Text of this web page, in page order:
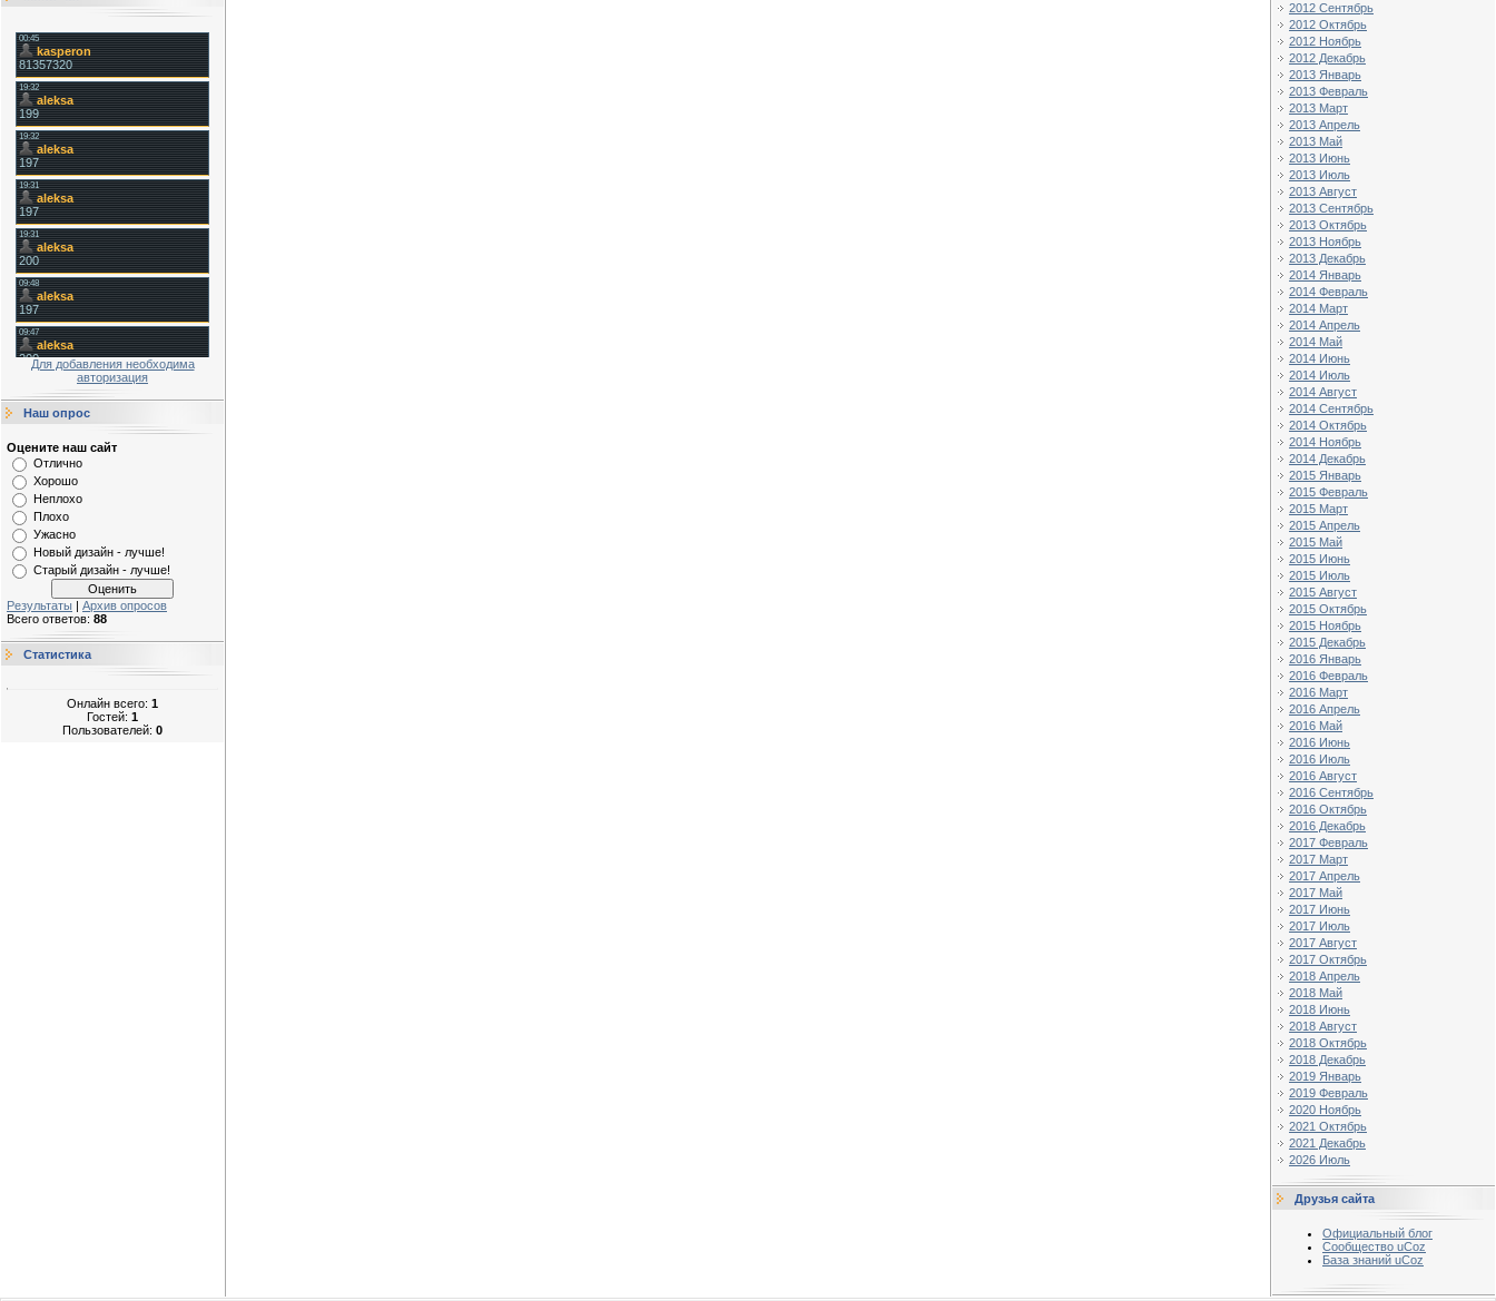
Для добавления необходима
авторизация
Наш опрос
Оцените наш сайт
Отлично
Хорошо
Неплохо
Плохо
Ужасно
Новый дизайн - лучше!
Старый дизайн - лучше!
Результаты | Архив опросов
Всего ответов: 88
Статистика
Онлайн всего: 1
Гостей: 1
Пользователей: 0
2012 Сентябрь
2012 Октябрь
2012 Ноябрь
2012 Декабрь
2013 Январь
2013 Февраль
2013 Март
2013 Апрель
2013 Май
2013 Июнь
2013 Июль
2013 Август
2013 Сентябрь
2013 Октябрь
2013 Ноябрь
2013 Декабрь
2014 Январь
2014 Февраль
2014 Март
2014 Апрель
2014 Май
2014 Июнь
2014 Июль
2014 Август
2014 Сентябрь
2014 Октябрь
2014 Ноябрь
2014 Декабрь
2015 Январь
2015 Февраль
2015 Март
2015 Апрель
2015 Май
2015 Июнь
2015 Июль
2015 Август
2015 Октябрь
2015 Ноябрь
2015 Декабрь
2016 Январь
2016 Февраль
2016 Март
2016 Апрель
2016 Май
2016 Июнь
2016 Июль
2016 Август
2016 Сентябрь
2016 Октябрь
2016 Декабрь
2017 Февраль
2017 Март
2017 Апрель
2017 Май
2017 Июнь
2017 Июль
2017 Август
2017 Октябрь
2018 Апрель
2018 Май
2018 Июнь
2018 Август
2018 Октябрь
2018 Декабрь
2019 Январь
2019 Февраль
2020 Ноябрь
2021 Октябрь
2021 Декабрь
2026 Июль
Друзья сайта
Официальный блог
Сообщество uCoz
База знаний uCoz